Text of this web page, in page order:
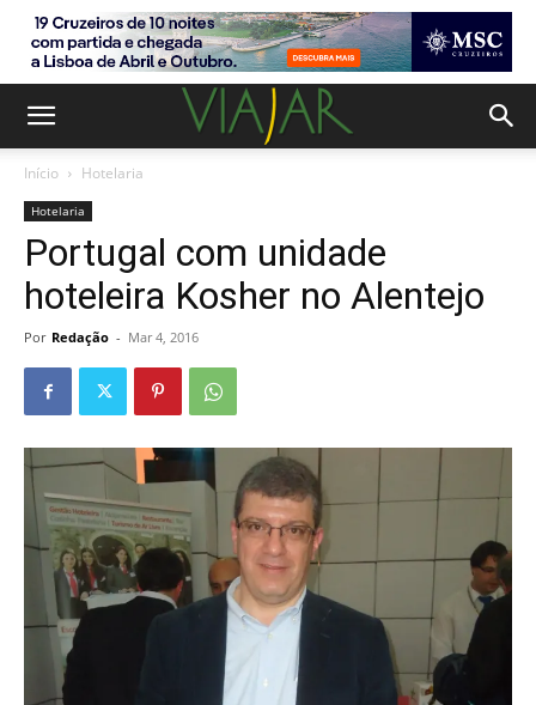
Início Hotelaria
Hotelaria
Portugal com unidade
hoteleira Kosher no Alentejo
Por Redação - Mar 4, 2016